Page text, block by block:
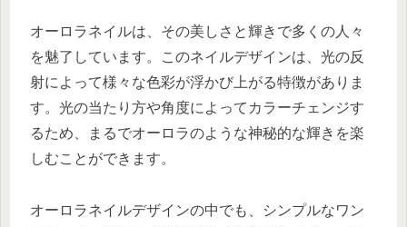
オーロラネイルは、その美しさと輝きで多くの人々
を魅了しています。このネイルデザインは、光の反
射によって様々な色彩が浮かび上がる特徴がありま
す。光の当たり方や角度によってカラーチェンジす
るため、まるでオーロラのような神秘的な輝きを楽
しむことができます。
オーロラネイルデザインの中でも、シンプルなワン